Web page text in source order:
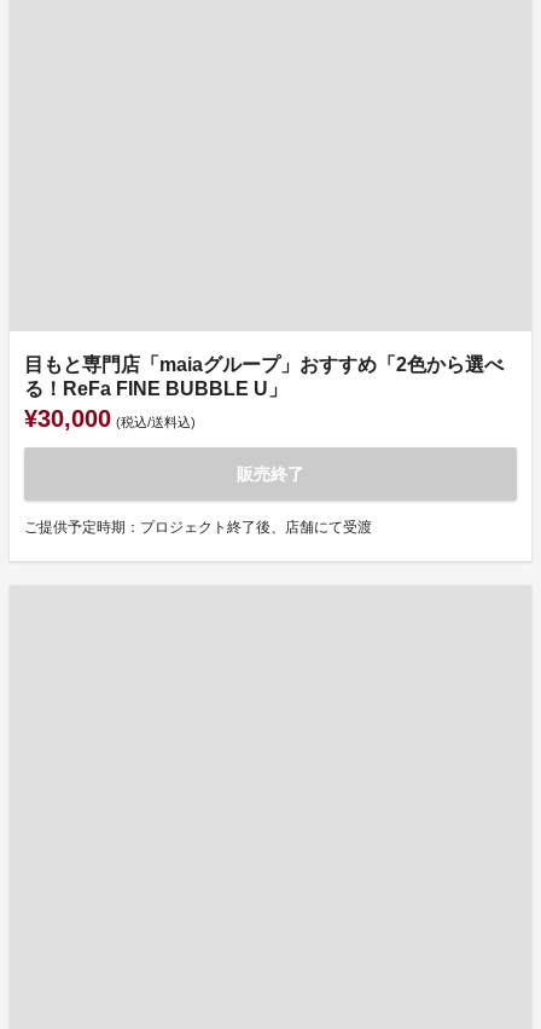
目もと専門店「maiaグループ」おすすめ「2色から選べ
る！ReFa FINE BUBBLE U」
¥30,000 (税込/送料込)
販売終了
ご提供予定時期：プロジェクト終了後、店舗にて受渡